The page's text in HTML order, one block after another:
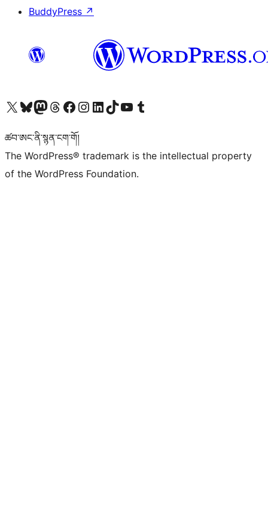
BuddyPress ↗
Visit our X (formerly Twitter) account
Visit our Bluesky account
Visit our Mastodon account
Visit our Threads account
Visit our Facebook page
Visit our Instagram account
Visit our LinkedIn account
Visit our TikTok account
Visit our YouTube channel
Visit our Tumblr account
ཚབ་ཨང་ནི་སྙན་ངག་གོ།
The WordPress® trademark is the intellectual property
of the WordPress Foundation.